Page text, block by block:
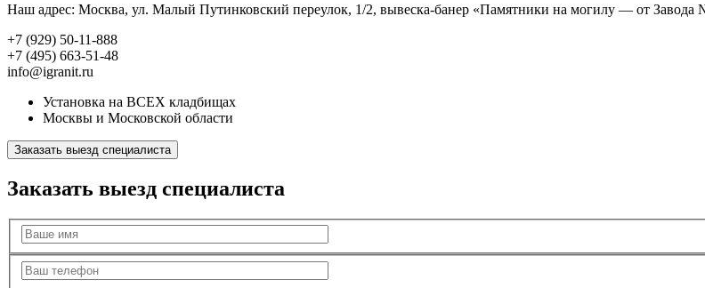
Наш адрес: Москва, ул. Малый Путинковский переулок, 1/2, вывеска-банер «Памятники на могилу — от Завода
+7 (929) 50-11-888
+7 (495) 663-51-48
info@igranit.ru
Установка на ВСЕХ кладбищах
Москвы и Московской области
Заказать выезд специалиста
Заказать выезд специалиста